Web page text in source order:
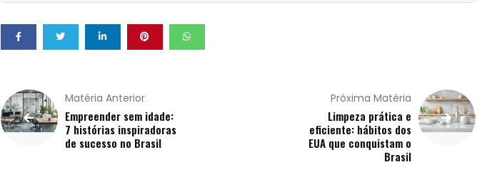
Saúde
e
Qualidade
de
Matéria Anterior
Empreender sem idade:
7 histórias inspiradoras
de sucesso no Brasil
Próxima Matéria
Limpeza prática e
eficiente: hábitos dos
EUA que conquistam o
Brasil